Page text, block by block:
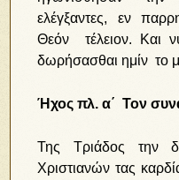
ελέγξαντες, εν
Θεόν τέλειον. Και
δωρήσασθαι ημίν το
Ήχος πλ. α΄ Τον
Της Τριάδος την
Χριστιανών τας